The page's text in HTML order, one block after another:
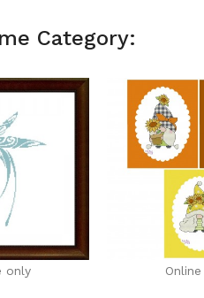
Category:
only